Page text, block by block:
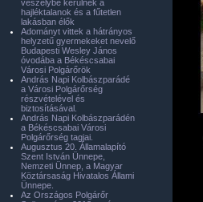
veszélybe kerülnek a
hajléktalanok és a fűtetlen
lakásban élők
Adományt vittek a hátrányos
helyzetű gyermekeket nevelő
Budapesti Wesley János
óvodába a Békéscsabai
Városi Polgárőrök
András Napi Kolbászparádé
a Városi Polgárőrség
részvételével és
biztosításával.
András Napi Kolbászparádén
a Békéscsabai Városi
Polgárőrség tagjai.
Augusztus 20. Államalapító
Szent István Ünnepe,
Nemzeti Ünnep, a Magyar
Köztársaság Hivatalos Állami
Ünnepe.
Az Országos Polgárőr